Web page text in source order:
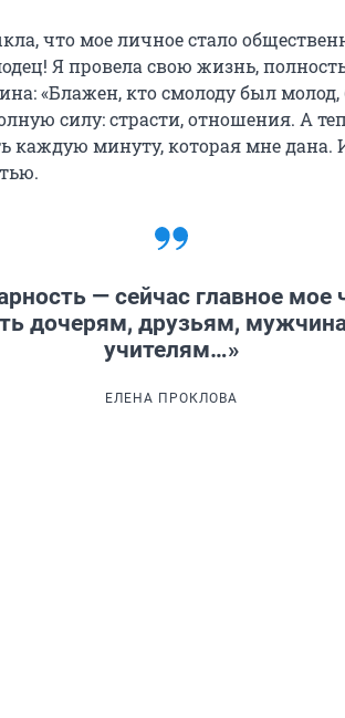
что мое личное стало
Я провела свою жизнь,
«Блажен, кто смолоду был
силу: страсти, отношения. А
каждую минуту, которая мне дана.
— сейчас главное мое
дочерям, друзьям,
учителям…»
ЕЛЕНА ПРОКЛОВА